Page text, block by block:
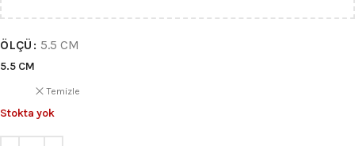
ÖLÇÜ 5.5 CM
5.5 CM
Temizle
Stokta yok